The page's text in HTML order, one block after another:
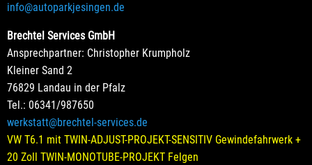
info@autoparkjesingen.de
Brechtel Services GmbH
Ansprechpartner: Christopher Krumpholz
Kleiner Sand 2
76829 Landau in der Pfalz
Tel.: 06341/987650
werkstatt@brechtel-services.de
VW T6.1 mit TWIN-ADJUST-PROJEKT-SENSITIV Gewindefahrwerk +
20 Zoll TWIN-MONOTUBE-PROJEKT Felgen